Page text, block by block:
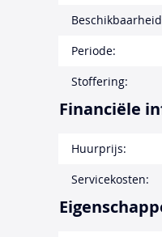
Periode:
Stoffering:
Financiële
Huurprijs:
Servicekosten: